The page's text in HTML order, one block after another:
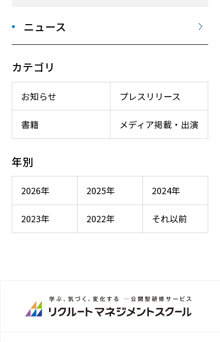
ニュース
カテゴリ
お知らせ プレスリリース
メディア掲載・出演
書籍
年別
2026年 2025年 2024年
2023年 2022年 それ以前